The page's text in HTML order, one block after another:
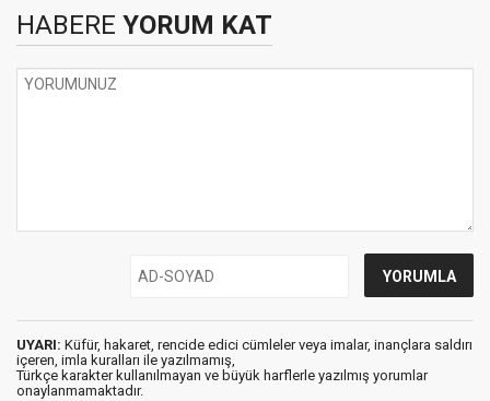
HABERE YORUM KAT
UYARI: Küfür, hakaret, rencide edici cümleler veya imalar, inançlara saldırı
içeren, imla kuralları ile yazılmamış,
Türkçe karakter kullanılmayan ve büyük harflerle yazılmış yorumlar
onaylanmamaktadır.